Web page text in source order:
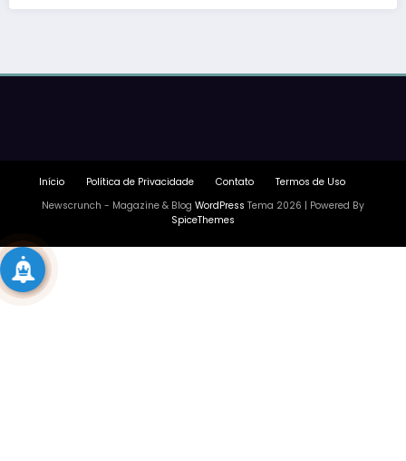
Início Política de Privacidade Contato
Termos de Uso
Newscrunch - Magazine & Blog WordPress Tema 2026 | Powered By
SpiceThemes